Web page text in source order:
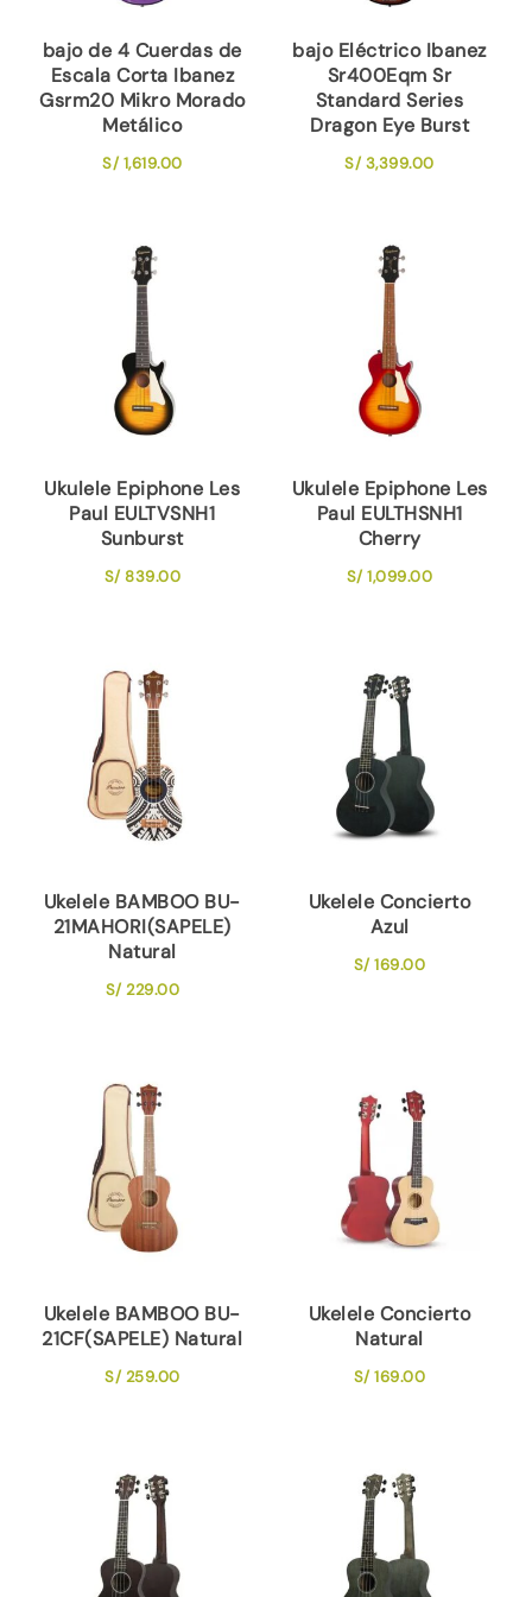
bajo de 4 Cuerdas de
Escala Corta Ibanez
Gsrm20 Mikro Morado
Metálico
S/1,619.00
bajo Eléctrico Ibanez
Sr400Eqm Sr
Standard Series
Dragon Eye Burst
S/3,399.00
Ukulele Epiphone Les
Paul EULTVSNH1
Sunburst
S/839.00
Ukulele Epiphone Les
Paul EULTHSNH1
Cherry
S/1,099.00
Ukelele BAMBOO BU-
21MAHORI(SAPELE)
Natural
S/229.00
Ukelele Concierto
Azul
S/169.00
Ukelele BAMBOO BU-
21CF(SAPELE) Natural
S/259.00
Ukelele Concierto
Natural
S/169.00